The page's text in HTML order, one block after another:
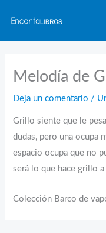
contenido
Melodía de
Deja un comentario /
Grillo siente que le
dudas, pero una ocupa
espacio ocupa que no
será lo que hace grillo
Colección Barco de